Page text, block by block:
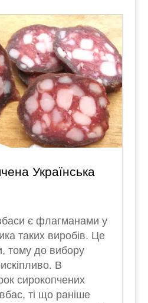
Українська
є флагманами у
таких виробів. Це
тому до вибору
В
сирокопчених
ті що раніше